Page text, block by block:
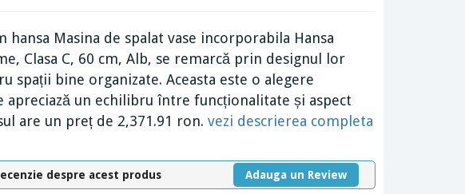
Masina de spalat vase incorporabila Hansa
Clasa C, 60 cm, Alb, se remarcă prin designul lor
spații bine organizate. Aceasta este o alegere
un echilibru între funcționalitate și aspect
are un preț de 2,371.91 ron.vezi descrierea completa
despre acest produs Adauga un Review